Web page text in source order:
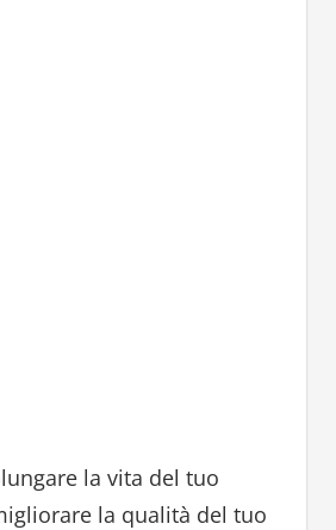
la vita del tuo
la qualità del tuo